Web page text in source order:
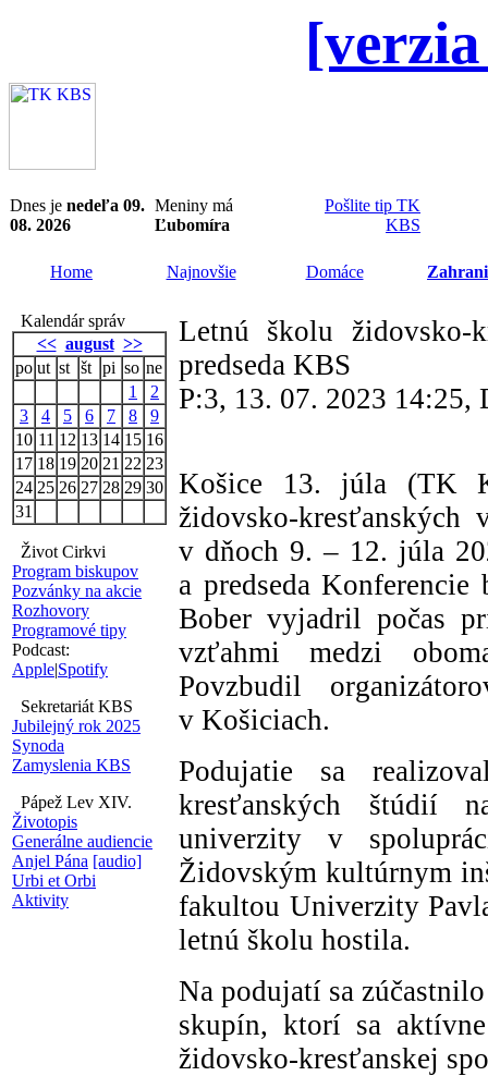
Dnes je nedeľa 09.
08. 2026
Meniny má
Ľubomíra
Pošlite tip TK
KBS
Home Najnovšie Domáce
Kalendár správ
<< august >>
po ut st št pi so ne
1
2
3
4 5 6 7 8
9
10 11 12 13 14 15 16
17 18 19 20 21 22 23
24 25 26 27 28 29 30
31
Život Cirkvi
Program biskupov
Pozvánky na akcie
Rozhovory
Programové tipy
Podcast:
Apple|Spotify
Sekretariát KBS
Jubilejný rok 2025
Synoda
Zamyslenia KBS
Pápež Lev XIV.
Životopis
Generálne audiencie
Anjel Pána [audio]
Urbi et Orbi
Aktivity
Letnú školu židovsko-
predseda KBS
P:3, 13. 07. 2023 14:25,
Košice 13. júla (TK
židovsko-
v dňoch 9. – 12. júla
a predseda
Bober vyjadril počas
vzťahmi medzi
Povzbudil
v Košiciach.
Podujatie sa
kresťanských štúdií
univerzity v
Židovským kultúrnym
fakultou Univerzity
letnú školu hostila.
Na podujatí sa
skupín, ktorí sa
židovsko-kresťanskej